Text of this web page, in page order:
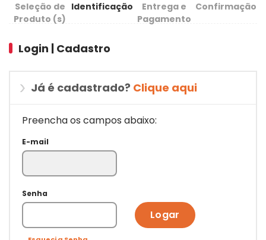
Seleção de
Produto (s)
Identificação
Entrega e
Pagamento
Confirmação
Login | Cadastro
Já é cadastrado? Clique aqui
Preencha os campos abaixo:
E-mail
Senha
Logar